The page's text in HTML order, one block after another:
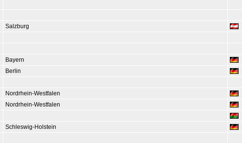
Salzburg
Bayern
Berlin
Nordrhein-Westfalen
Nordrhein-Westfalen
Schleswig-Holstein